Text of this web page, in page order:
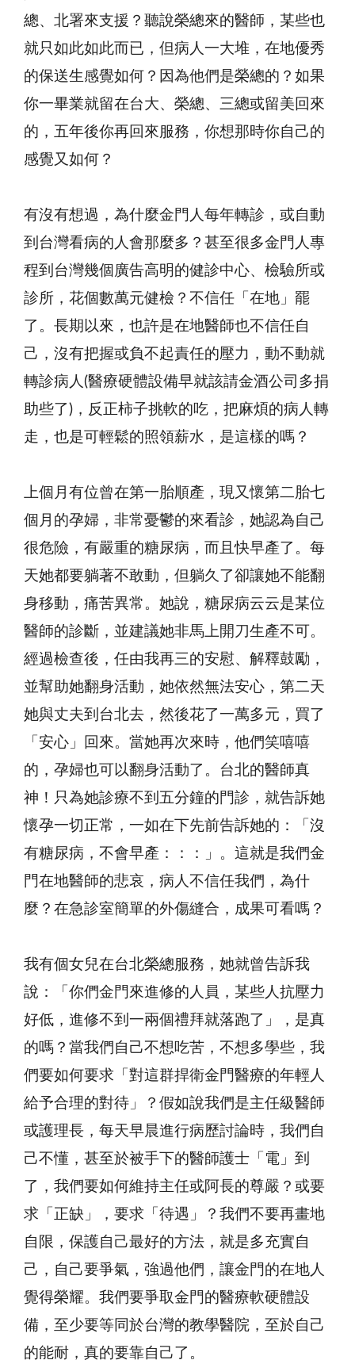
總、北署來支援？聽說榮總來的醫師，某些也
就只如此如此而已，但病人一大堆，在地優秀
的保送生感覺如何？因為他們是榮總的？如果
你一畢業就留在台大、榮總、三總或留美回來
的，五年後你再回來服務，你想那時你自己的
感覺又如何？
有沒有想過，為什麼金門人每年轉診，或自動
到台灣看病的人會那麼多？甚至很多金門人專
程到台灣幾個廣告高明的健診中心、檢驗所或
診所，花個數萬元健檢？不信任「在地」罷
了。長期以來，也許是在地醫師也不信任自
己，沒有把握或負不起責任的壓力，動不動就
轉診病人(醫療硬體設備早就該請金酒公司多捐
助些了)，反正柿子挑軟的吃，把麻煩的病人轉
走，也是可輕鬆的照領薪水，是這樣的嗎？
上個月有位曾在第一胎順產，現又懷第二胎七
個月的孕婦，非常憂鬱的來看診，她認為自己
很危險，有嚴重的糖尿病，而且快早產了。每
天她都要躺著不敢動，但躺久了卻讓她不能翻
身移動，痛苦異常。她說，糖尿病云云是某位
醫師的診斷，並建議她非馬上開刀生產不可。
經過檢查後，任由我再三的安慰、解釋鼓勵，
並幫助她翻身活動，她依然無法安心，第二天
她與丈夫到台北去，然後花了一萬多元，買了
「安心」回來。當她再次來時，他們笑嘻嘻
的，孕婦也可以翻身活動了。台北的醫師真
神！只為她診療不到五分鐘的門診，就告訴她
懷孕一切正常，一如在下先前告訴她的：「沒
有糖尿病，不會早產：：：」。這就是我們金
門在地醫師的悲哀，病人不信任我們，為什
麼？在急診室簡單的外傷縫合，成果可看嗎？
我有個女兒在台北榮總服務，她就曾告訴我
說：「你們金門來進修的人員，某些人抗壓力
好低，進修不到一兩個禮拜就落跑了」，是真
的嗎？當我們自己不想吃苦，不想多學些，我
們要如何要求「對這群捍衛金門醫療的年輕人
給予合理的對待」？假如說我們是主任級醫師
或護理長，每天早晨進行病歷討論時，我們自
己不懂，甚至於被手下的醫師護士「電」到
了，我們要如何維持主任或阿長的尊嚴？或要
求「正缺」，要求「待遇」？我們不要再畫地
自限，保護自己最好的方法，就是多充實自
己，自己要爭氣，強過他們，讓金門的在地人
覺得榮耀。我們要爭取金門的醫療軟硬體設
備，至少要等同於台灣的教學醫院，至於自己
的能耐，真的要靠自己了。